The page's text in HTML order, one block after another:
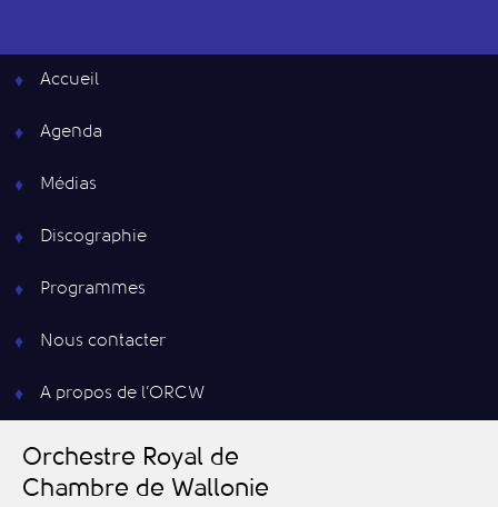
Accueil
Agenda
Médias
Discographie
Programmes
Nous contacter
A propos de l’ORCW
Orchestre Royal de
Chambre de Wallonie